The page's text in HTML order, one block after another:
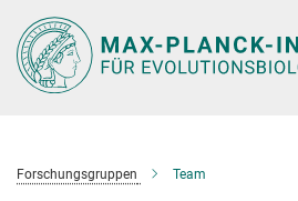
Hauptinhalt
Forschungsgruppen Team